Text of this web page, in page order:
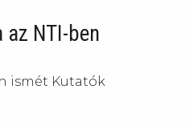
NTI-ben
ismét Kutatók